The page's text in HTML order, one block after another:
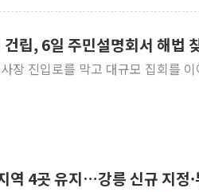
건립, 6일 주민설명회서 해법
장 진입로를 막고 대규모 집회를
역 4곳 유지…강릉 신규 지정